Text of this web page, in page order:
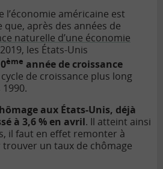
l’économie américaine est
que, après des années de
naturelle d’une économie
les États-Unis
ème année de croissance
de croissance plus long
aux États-Unis, déjà
à 3,6 % en avril. Il atteint ainsi
il faut en effet remonter à
un taux de chômage